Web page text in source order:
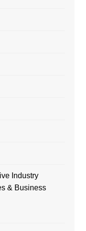
Industry
& Business